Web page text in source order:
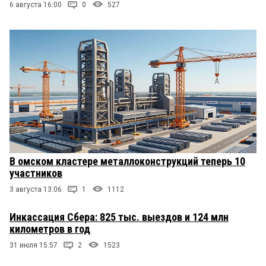
6 августа 16:00 0 527
В омском кластере металлоконструкций теперь 10
участников
3 августа 13:06 1 1112
Инкассация Сбера: 825 тыс. выездов и 124 млн
километров в год
31 июля 15:57 2 1523